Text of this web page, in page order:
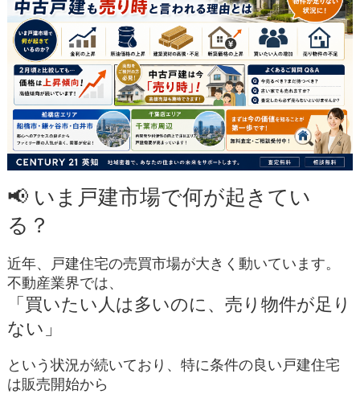
📢 いま戸建市場で何が起きてい
る？
近年、戸建住宅の売買市場が大きく動いています。
不動産業界では、
「買いたい人は多いのに、売り物件が足り
ない」
という状況が続いており、特に条件の良い戸建住宅
は販売開始から